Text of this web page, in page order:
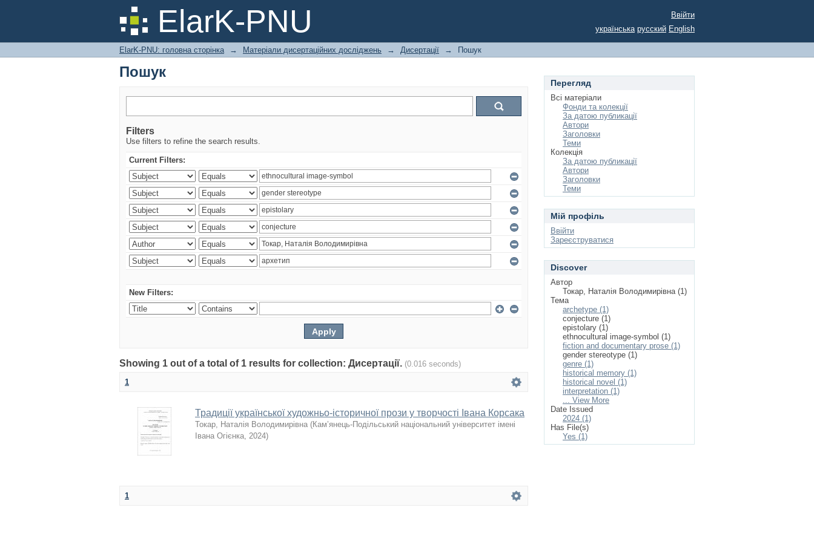
ElarK-PNU
Пошук
Ввійти
українська русский English
ElarK-PNU: головна сторінка → Матеріали дисертаційних досліджень → Дисертації → Пошук
Пошук
Filters
Use filters to refine the search results.
Current Filters:
New Filters:
Showing 1 out of a total of 1 results for collection: Дисертації. (0.016 seconds)
1
Традиції української художньо-історичної прози у творчості Івана Корсака
Токар, Наталія Володимирівна (Кам’янець-Подільський національний університет імені
Івана Огієнка, 2024)
1
Перегляд
Всі матеріали
Фонди та колекції
За датою публикації
Автори
Заголовки
Теми
Колекція
За датою публикації
Автори
Заголовки
Теми
Мій профіль
Ввійти
Зареєструватися
Discover
Автор
Токар, Наталія Володимирівна (1)
Тема
archetype (1)
conjecture (1)
epistolary (1)
ethnocultural image-symbol (1)
fiction and documentary prose (1)
gender stereotype (1)
genre (1)
historical memory (1)
historical novel (1)
interpretation (1)
... View More
Date Issued
2024 (1)
Has File(s)
Yes (1)